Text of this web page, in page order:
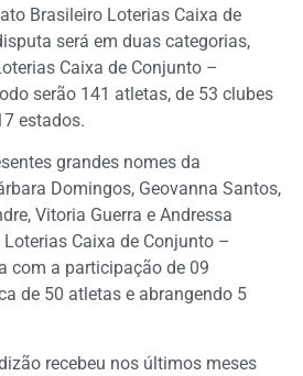
Brasileiro Loterias Caixa de
será em duas categorias,
Caixa de Conjunto –
serão 141 atletas, de 53 clubes
estados.
grandes nomes da
Domingos, Geovanna Santos,
Vitoria Guerra e Andressa
Caixa de Conjunto –
com a participação de 09
de 50 atletas e abrangendo 5
recebeu nos últimos meses